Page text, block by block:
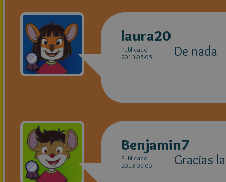
laura20
Publicado
2013-05-05
De nada
Benjamin7
Publicado
2013-05-05
Gracias